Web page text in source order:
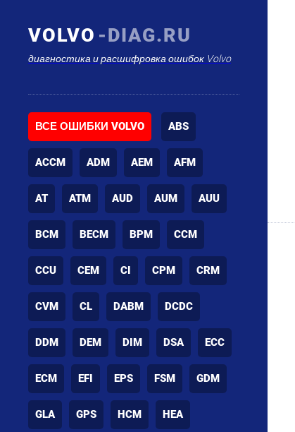
VOLVO -DIAG.RU
диагностика и расшифровка ошибок Volvo
ВСЕ ОШИБКИ VOLVO ABS
ACCM ADM AEM AFM
AT ATM AUD AUM AUU
BCM BECM BPM CCM
CCU CEM CI CPM CRM
CVM CL DABM DCDC
DDM DEM DIM DSA ECC
ECM EFI EPS FSM GDM
GLA GPS HCM HEA